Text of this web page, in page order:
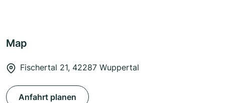
Map
Fischertal 21, 42287 Wuppertal
Anfahrt planen